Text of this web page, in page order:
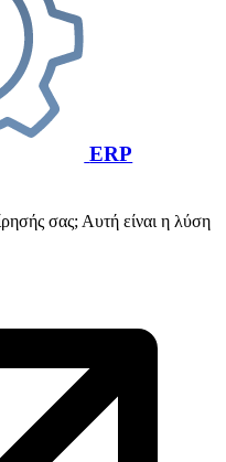
ERP
σας; Αυτή είναι η λύση